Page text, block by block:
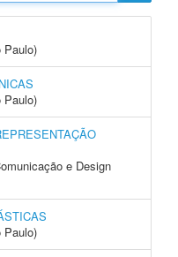
Paulo)
Paulo)
e Design
Paulo)